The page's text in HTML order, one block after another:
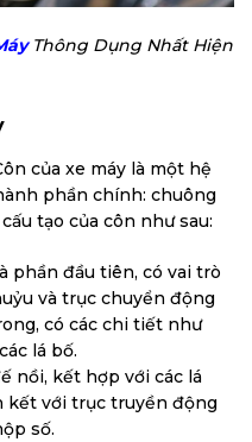
Thông Dụng Nhất Hiện
của xe máy là một hệ
phần chính: chuông
tạo của côn như sau:
phần đầu tiên, có vai trò
và trục chuyển động
có các chi tiết như
lá bố.
nồi, kết hợp với các lá
kết với trục truyền động
số.